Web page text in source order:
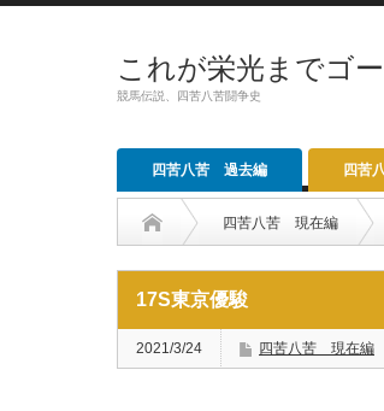
これが栄光までゴ
競馬伝説、四苦八苦闘争史
四苦八苦 過去編 四苦
四苦八苦 現在編
17S東京優駿
2021/3/24 四苦八苦 現在編